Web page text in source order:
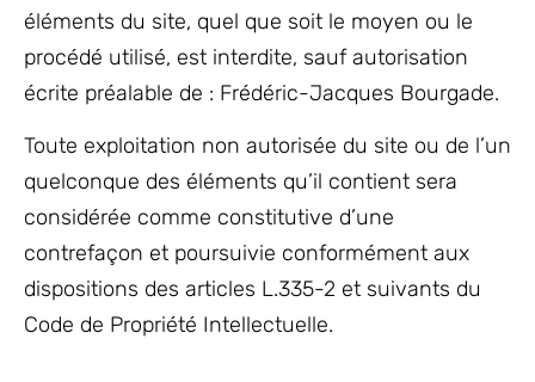
éléments du site, quel que soit le moyen ou le
procédé utilisé, est interdite, sauf autorisation
écrite préalable de : Frédéric-Jacques Bourgade.
Toute exploitation non autorisée du site ou de l’un
quelconque des éléments qu’il contient sera
considérée comme constitutive d’une
contrefaçon et poursuivie conformément aux
dispositions des articles L.335-2 et suivants du
Code de Propriété Intellectuelle.